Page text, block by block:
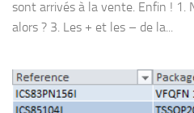
sont arrivés à la vente. Enfin ! 1.
alors ? 3. Les + et les – de la...